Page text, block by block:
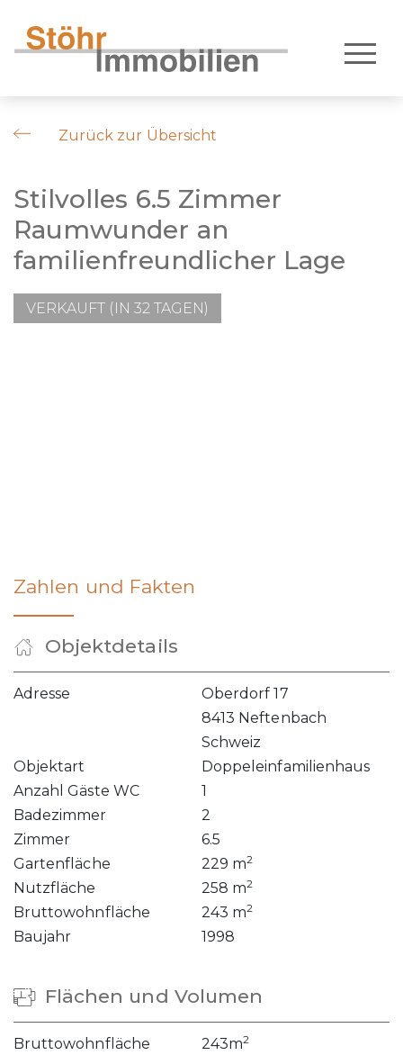
Zurück zur Übersicht
Stilvolles 6.5 Zimmer
Raumwunder an
familienfreundlicher Lage
VERKAUFT (IN 32 TAGEN)
Zahlen und Fakten
Objektdetails
Adresse
Oberdorf 17
8413 Neftenbach
Schweiz
Objektart
Doppeleinfamilienhaus
Anzahl Gäste WC
1
Badezimmer
2
Zimmer
6.5
Gartenfläche
229 m2
Nutzfläche 258 m2
Bruttowohnfläche 243 m2
Baujahr 1998
Flächen und Volumen
Bruttowohnfläche 243m2